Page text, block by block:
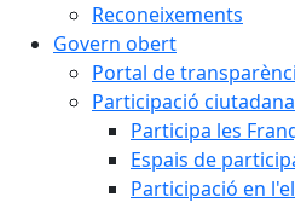
Reconeixements
Govern obert
Portal de
Participació ciutadana
Participa les
Espais de
Participació en